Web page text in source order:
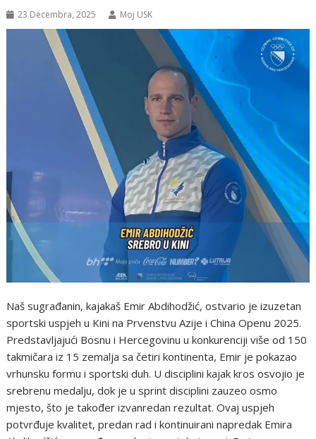
23 Decembra, 2025 Moj USK
Naš sugrađanin, kajakaš Emir Abdihodžić, ostvario je izuzetan
sportski uspjeh u Kini na Prvenstvu Azije i China Openu 2025.
Predstavljajući Bosnu i Hercegovinu u konkurenciji više od 150
takmičara iz 15 zemalja sa četiri kontinenta, Emir je pokazao
vrhunsku formu i sportski duh. U disciplini kajak kros osvojio je
srebrenu medalju, dok je u sprint disciplini zauzeo osmo
mjesto, što je također izvanredan rezultat. Ovaj uspjeh
potvrđuje kvalitet, predan rad i kontinuirani napredak Emira